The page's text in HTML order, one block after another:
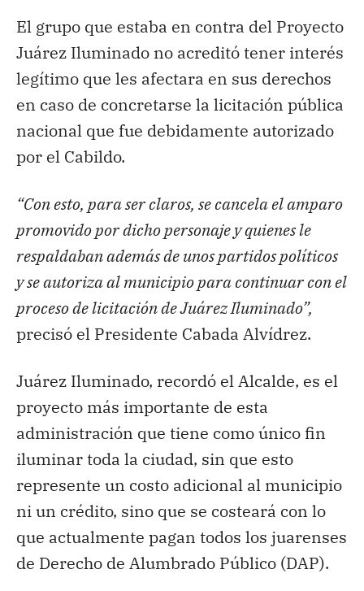
El grupo que estaba en contra del Proyecto
Juárez Iluminado no acreditó tener interés
legítimo que les afectara en sus derechos
en caso de concretarse la licitación pública
nacional que fue debidamente autorizado
por el Cabildo.
“Con esto, para ser claros, se cancela el amparo
promovido por dicho personaje y quienes le
respaldaban además de unos partidos políticos
y se autoriza al municipio para continuar con el
proceso de licitación de Juárez Iluminado”,
precisó el Presidente Cabada Alvídrez.
Juárez Iluminado, recordó el Alcalde, es el
proyecto más importante de esta
administración que tiene como único fin
iluminar toda la ciudad, sin que esto
represente un costo adicional al municipio
ni un crédito, sino que se costeará con lo
que actualmente pagan todos los juarenses
de Derecho de Alumbrado Público (DAP).